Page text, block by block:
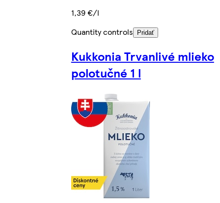
1,39 €/l
Quantity controls
Pridať
Kukkonia Trvanlivé mlieko
polotučné 1 l